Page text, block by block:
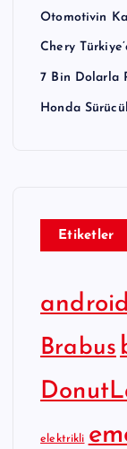
Otomotivin
Chery
7 Bin Dolarla
Honda
Etiketler
android
Brabus
elektrikli